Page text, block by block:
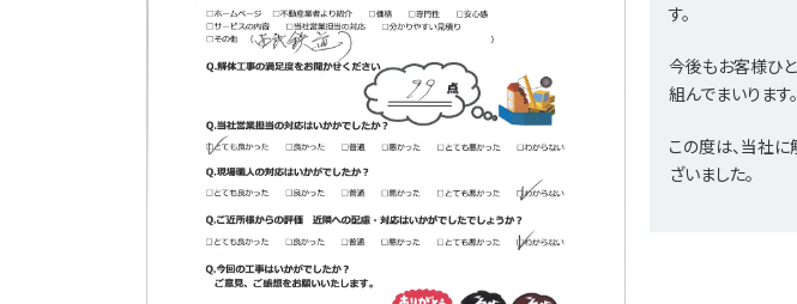
す。
今後もお客様ひ
組んでまいります。
この度は、当社
ざいました。